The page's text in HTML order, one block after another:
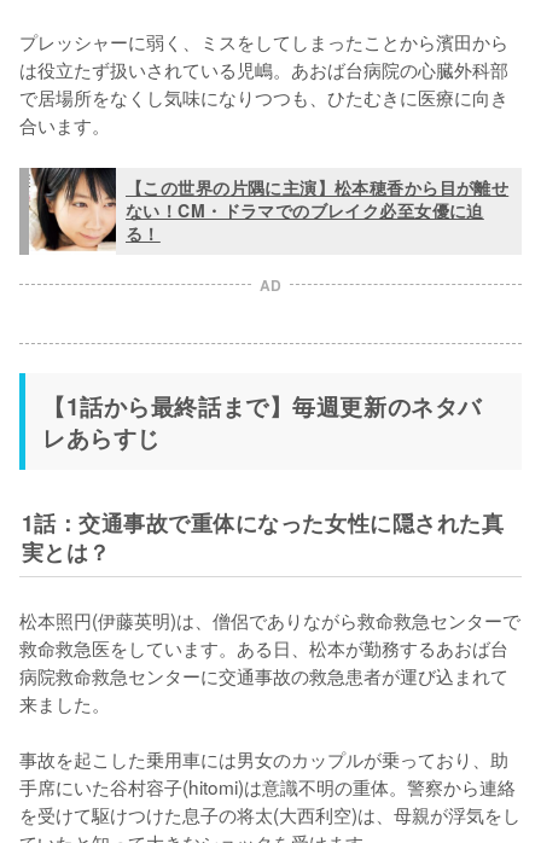
プレッシャーに弱く、ミスをしてしまったことから濱田から
は役立たず扱いされている児嶋。あおば台病院の心臓外科部
で居場所をなくし気味になりつつも、ひたむきに医療に向き
合います。
【この世界の片隅に主演】松本穂香から目が離せ
ない！CM・ドラマでのブレイク必至女優に迫
る！
AD
【1話から最終話まで】毎週更新のネタバ
レあらすじ
1話：交通事故で重体になった女性に隠された真
実とは？
松本照円(伊藤英明)は、僧侶でありながら救命救急センターで
救命救急医をしています。ある日、松本が勤務するあおば台
病院救命救急センターに交通事故の救急患者が運び込まれて
来ました。
事故を起こした乗用車には男女のカップルが乗っており、助
手席にいた谷村容子(hitomi)は意識不明の重体。警察から連絡
を受けて駆けつけた息子の将太(大西利空)は、母親が浮気をし